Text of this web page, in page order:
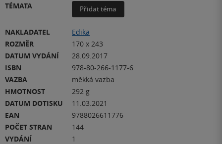
TÉMATA
Přidat téma
NAKLADATEL
Edika
ROZMĚR
170 x 243
DATUM VYDÁNÍ
28.09.2017
ISBN
978-80-266-1177-6
VAZBA
měkká vazba
HMOTNOST
292 g
DATUM DOTISKU
11.03.2021
EAN
9788026611776
POČET STRAN
144
VYDÁNÍ
1